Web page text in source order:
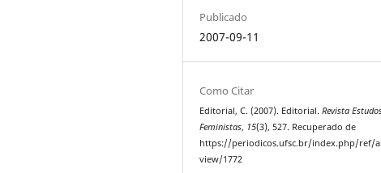
Publicado
2007-09-11
Como Citar
Editorial, C. (2007). Editorial.Revista
Feministas, 15(3), 527. Recuperado de
https://periodicos.ufsc.br/index.php/ref/
view/1772